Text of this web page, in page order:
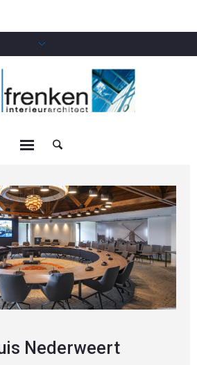
Nederweert